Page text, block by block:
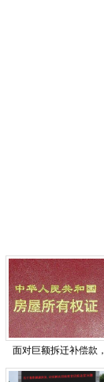
面对巨额拆迁补偿款，